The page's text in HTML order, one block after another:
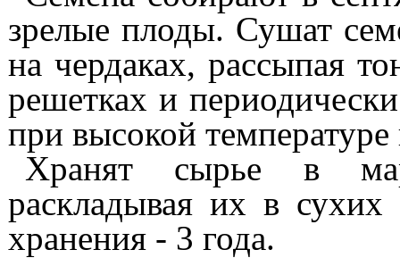
зрелые плоды. Сушат
на чердаках, рассыпая
решетках и
при высокой температуре
Хранят сырье в
раскладывая их в
хранения - 3года.